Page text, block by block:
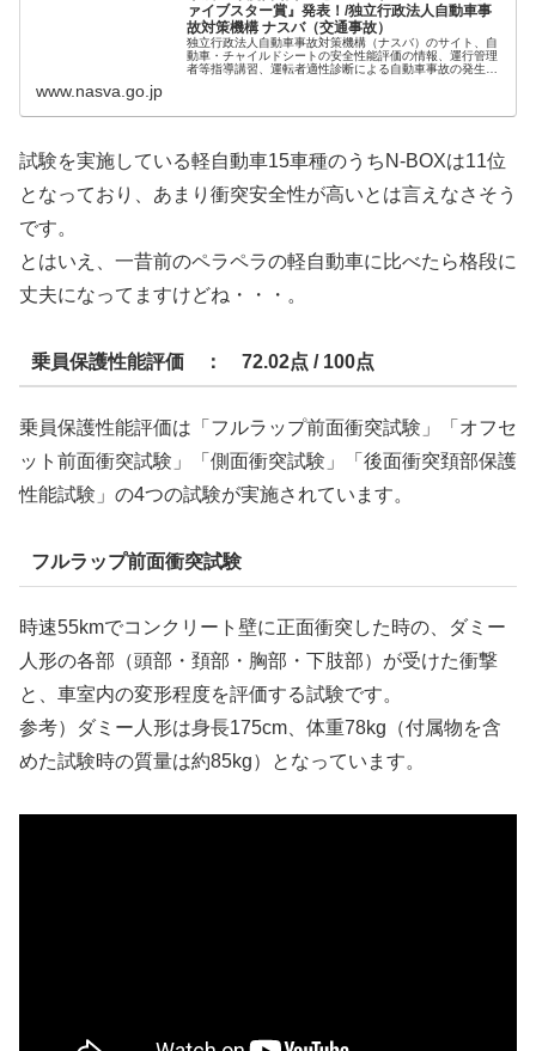
ァイブスター賞』発表！/独立行政法人自動車事
故対策機構 ナスバ（交通事故）
独立行政法人自動車事故対策機構（ナスバ）のサイト、自
動車・チャイルドシートの安全性能評価の情報、運行管理
者等指導講習、運転者適性診断による自動車事故の発生防
www.nasva.go.jp
試験を実施している軽自動車15車種のうちN-BOXは11位
となっており、あまり衝突安全性が高いとは言えなさそう
です。
とはいえ、一昔前のペラペラの軽自動車に比べたら格段に
丈夫になってますけどね・・・。
乗員保護性能評価 ： 72.02点 / 100点
乗員保護性能評価は「フルラップ前面衝突試験」「オフセ
ット前面衝突試験」「側面衝突試験」「後面衝突頚部保護
性能試験」の4つの試験が実施されています。
フルラップ前面衝突試験
時速55kmでコンクリート壁に正面衝突した時の、ダミー
人形の各部（頭部・頚部・胸部・下肢部）が受けた衝撃
と、車室内の変形程度を評価する試験です。
参考）ダミー人形は身長175cm、体重78kg（付属物を含
めた試験時の質量は約85kg）となっています。